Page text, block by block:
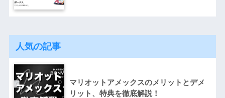
人気の記事
マリオットアメックスのメリットとデメ
リット、特典を徹底解説！